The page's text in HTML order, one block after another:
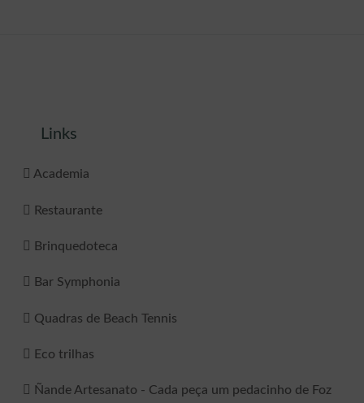
Links
Academia
Restaurante
Brinquedoteca
Bar Symphonia
Quadras de Beach Tennis
Eco trilhas
Ñande Artesanato - Cada peça um pedacinho de Foz